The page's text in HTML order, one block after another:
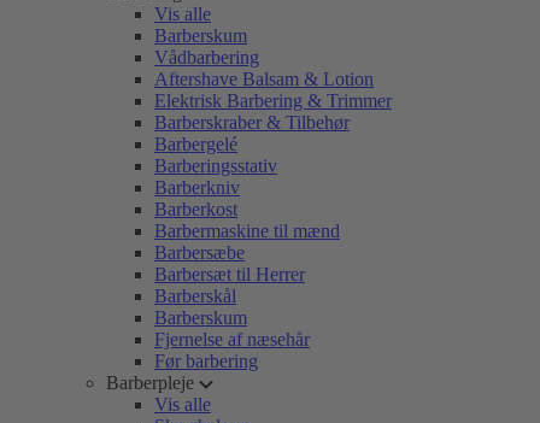
Vis alle
Barberskum
Vådbarbering
Aftershave Balsam & Lotion
Elektrisk Barbering & Trimmer
Barberskraber & Tilbehør
Barbergelé
Barberingsstativ
Barberkniv
Barberkost
Barbermaskine til mænd
Barbersæbe
Barbersæt til Herrer
Barberskål
Barberskum
Fjernelse af næsehår
Før barbering
Barberpleje
Vis alle